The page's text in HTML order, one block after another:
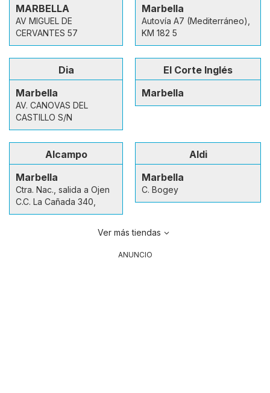
MARBELLA
AV MIGUEL DE
CERVANTES 57
Marbella
Autovía A7 (Mediterráneo),
KM 182 5
Dia
Marbella
AV. CANOVAS DEL
CASTILLO S/N
El Corte Inglés
Marbella
Alcampo
Marbella
Ctra. Nac., salida a Ojen
C.C. La Cañada 340,
Aldi
Marbella
C. Bogey
Ver más tiendas
ANUNCIO